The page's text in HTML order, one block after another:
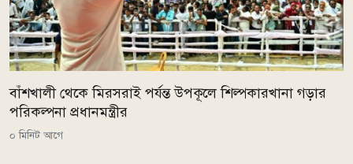
বাঁশখালী থেকে মিরসরাই পর্যন্ত উপকূলে শিল্পকারখানা গড়ার
পরিকল্পনা প্রধানমন্ত্রীর
০ মিনিট আগে